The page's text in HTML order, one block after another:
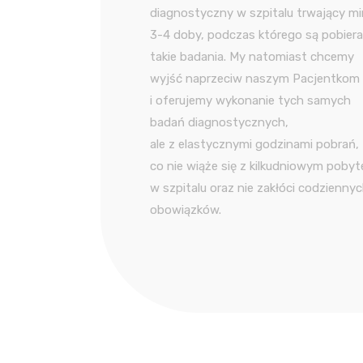
diagnostyczny w szpitalu trwający
3-4 doby, podczas którego są
takie badania. My natomiast chcemy
wyjść naprzeciw naszym Pacjentkom
i oferujemy wykonanie tych samych
badań diagnostycznych,
ale z elastycznymi godzinami pobrań,
co nie wiąże się z kilkudniowym
w szpitalu oraz nie zakłóci
obowiązków.